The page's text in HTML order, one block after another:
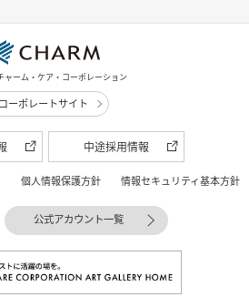
ャーム・ケア・コーポレーション
コーポレートサイト
中途採用情報
個人情報保護方針 情報セキュリティ基本方針
公式アカウント一覧